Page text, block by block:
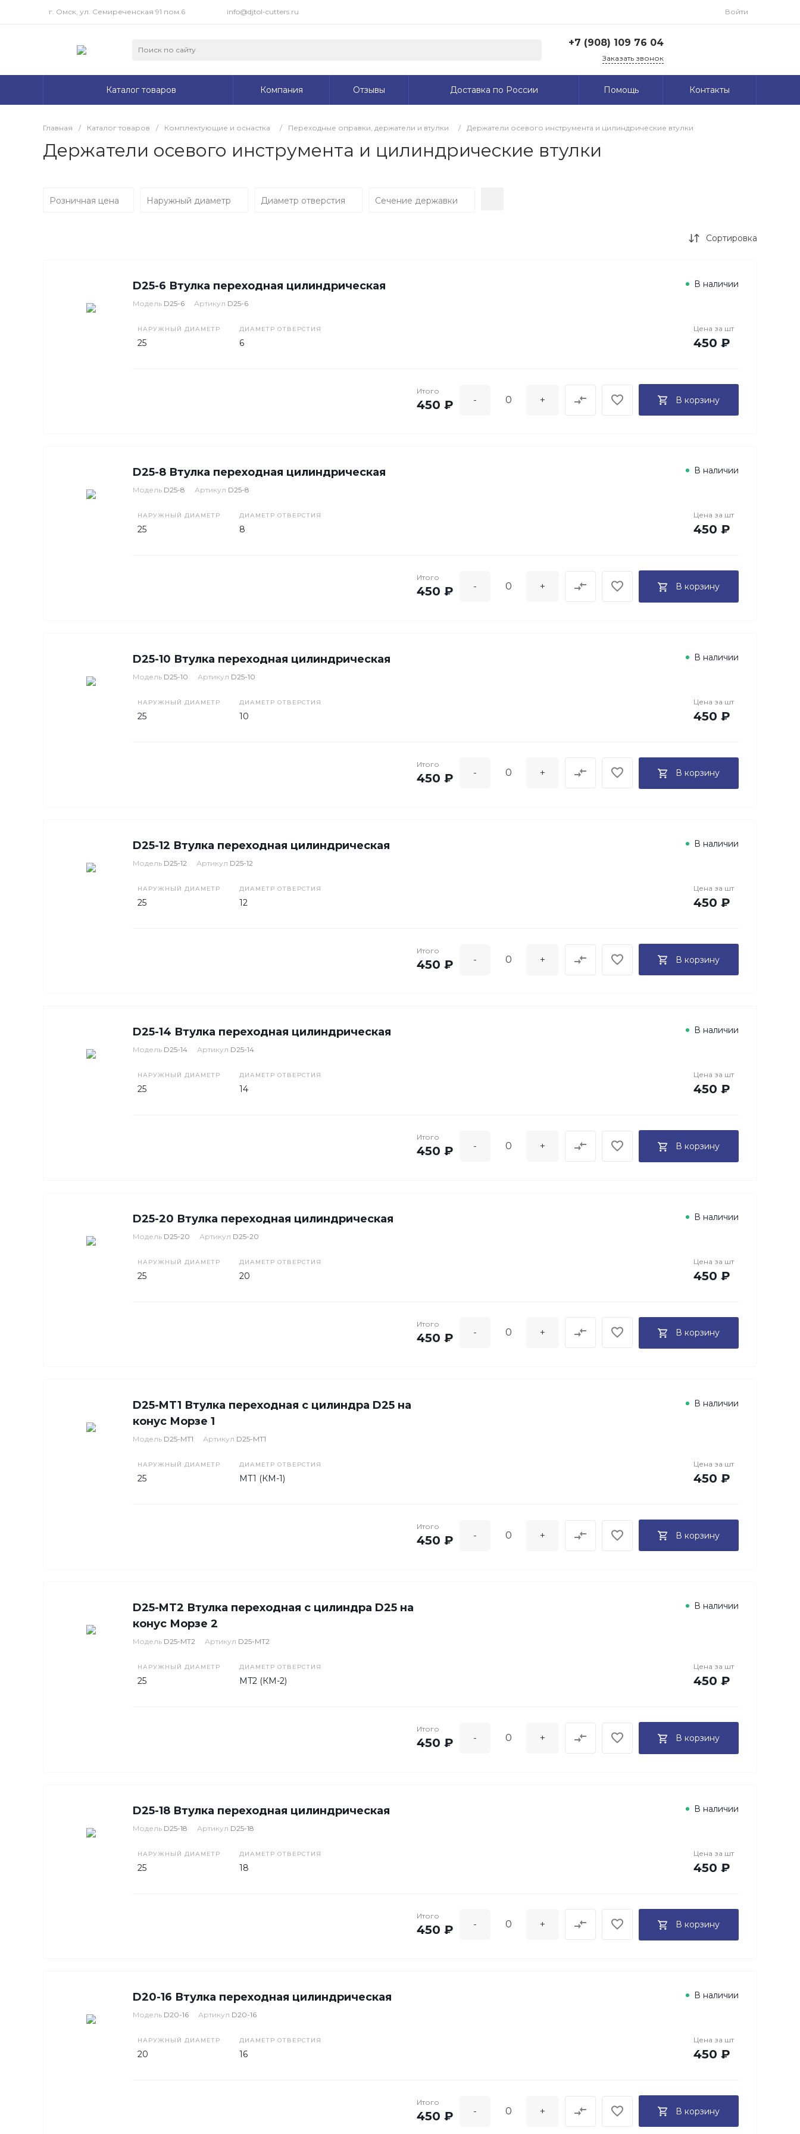
г. Омск, ул. Семиреченская 91 пом.6 info@djtol-cutters.ru Войти
+7 (908) 109 76 04
+7 (908) 109 76 04
г. Омск, ул.
Ср: 09:00-18:00
Сб: 09:00-14:00
Вс: Выходной
Заказать звонок
Каталог товаров Компания Отзывы Доставка по России Помощь Контакты
Главная / Каталог товаров / Комплектующие и оснастка / Переходные оправки, держатели и втулки / Держатели осевого инструмента и цилиндрические втулки
Держатели осевого инструмента и цилиндрические втулки
Розничная цена Наружный диаметр Диаметр отверстия Сечение державки
Сортировка
D25-6 Втулка переходная цилиндрическая
Модель D25-6 Артикул D25-6
В наличии
НАРУЖНЫЙ ДИАМЕТР
25
ДИАМЕТР ОТВЕРСТИЯ
6
Цена за шт
450 ₽
Итого
450 ₽ - + В корзину
D25-8 Втулка переходная цилиндрическая
Модель D25-8 Артикул D25-8
В наличии
НАРУЖНЫЙ ДИАМЕТР
25
ДИАМЕТР ОТВЕРСТИЯ
8
Цена за шт
450 ₽
Итого
450 ₽ - + В корзину
D25-10 Втулка переходная цилиндрическая
Модель D25-10 Артикул D25-10
В наличии
НАРУЖНЫЙ ДИАМЕТР
25
ДИАМЕТР ОТВЕРСТИЯ
10
Цена за шт
450 ₽
Итого
450 ₽ - + В корзину
D25-12 Втулка переходная цилиндрическая
Модель D25-12 Артикул D25-12
В наличии
НАРУЖНЫЙ ДИАМЕТР
25
ДИАМЕТР ОТВЕРСТИЯ
12
Цена за шт
450 ₽
Итого
450 ₽ - + В корзину
D25-14 Втулка переходная цилиндрическая
Модель D25-14 Артикул D25-14
В наличии
НАРУЖНЫЙ ДИАМЕТР
25
ДИАМЕТР ОТВЕРСТИЯ
14
Цена за шт
450 ₽
Итого
450 ₽ - + В корзину
D25-20 Втулка переходная цилиндрическая
Модель D25-20 Артикул D25-20
В наличии
НАРУЖНЫЙ ДИАМЕТР
25
ДИАМЕТР ОТВЕРСТИЯ
20
Цена за шт
450 ₽
Итого
450 ₽ - + В корзину
D25-MT1 Втулка переходная с цилиндра D25 на
конус Морзе 1
Модель D25-MT1 Артикул D25-MT1
В наличии
НАРУЖНЫЙ ДИАМЕТР
25
ДИАМЕТР ОТВЕРСТИЯ
MT1 (КМ-1)
Цена за шт
450 ₽
Итого
450 ₽ - + В корзину
D25-MT2 Втулка переходная с цилиндра D25 на
конус Морзе 2
Модель D25-MT2 Артикул D25-MT2
В наличии
НАРУЖНЫЙ ДИАМЕТР
25
ДИАМЕТР ОТВЕРСТИЯ
MT2 (КМ-2)
Цена за шт
450 ₽
Итого
450 ₽ - + В корзину
D25-18 Втулка переходная цилиндрическая
Модель D25-18 Артикул D25-18
В наличии
НАРУЖНЫЙ ДИАМЕТР
25
ДИАМЕТР ОТВЕРСТИЯ
18
Цена за шт
450 ₽
Итого
450 ₽ - + В корзину
D20-16 Втулка переходная цилиндрическая
Модель D20-16 Артикул D20-16
В наличии
НАРУЖНЫЙ ДИАМЕТР
20
ДИАМЕТР ОТВЕРСТИЯ
16
Цена за шт
450 ₽
Итого
450 ₽ - + В корзину